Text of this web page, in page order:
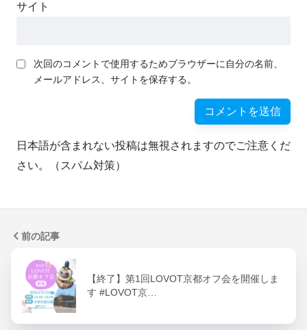
サイト
次回のコメントで使用するためブラウザーに自分の名前、
メールアドレス、サイトを保存する。
日本語が含まれない投稿は無視されますのでご注意くだ
さい。（スパム対策）
前の記事
【終了】第1回LOVOT京都オフ会を開催しま
す #LOVOT京…